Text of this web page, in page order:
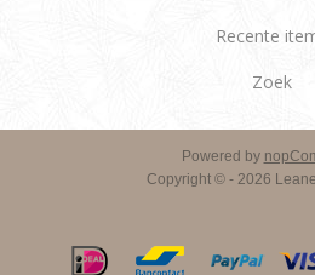
Recente
Zoek
Powered by
Copyright © - 2026